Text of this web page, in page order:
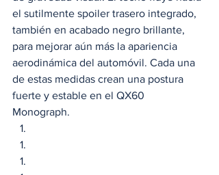
el sutilmente spoiler trasero integrado,
también en acabado negro brillante,
para mejorar aún más la apariencia
aerodinámica del automóvil. Cada una
de estas medidas crean una postura
fuerte y estable en el QX60
Monograph.